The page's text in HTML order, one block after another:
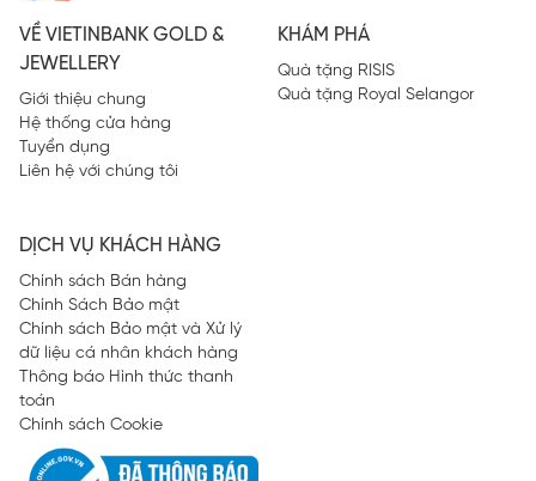
VỀ VIETINBANK GOLD &
JEWELLERY
Giới thiệu chung
Hệ thống cửa hàng
Tuyển dụng
Liên hệ với chúng tôi
KHÁM PHÁ
Quà tặng RISIS
Quà tặng Royal Selangor
DỊCH VỤ KHÁCH HÀNG
Chính sách Bán hàng
Chính Sách Bảo mật
Chính sách Bảo mật và Xử lý
dữ liệu cá nhân khách hàng
Thông báo Hình thức thanh
toán
Chính sách Cookie